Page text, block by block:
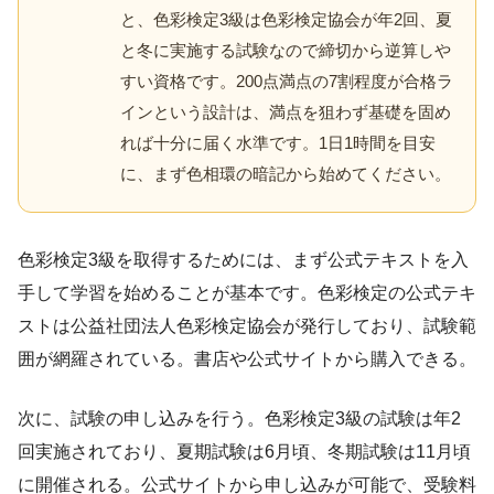
と、色彩検定3級は色彩検定協会が年2回、夏
と冬に実施する試験なので締切から逆算しや
すい資格です。200点満点の7割程度が合格ラ
インという設計は、満点を狙わず基礎を固め
れば十分に届く水準です。1日1時間を目安
に、まず色相環の暗記から始めてください。
色彩検定3級を取得するためには、まず公式テキストを入
手して学習を始めることが基本です。色彩検定の公式テキ
ストは公益社団法人色彩検定協会が発行しており、試験範
囲が網羅されている。書店や公式サイトから購入できる。
次に、試験の申し込みを行う。色彩検定3級の試験は年2
回実施されており、夏期試験は6月頃、冬期試験は11月頃
に開催される。公式サイトから申し込みが可能で、受験料